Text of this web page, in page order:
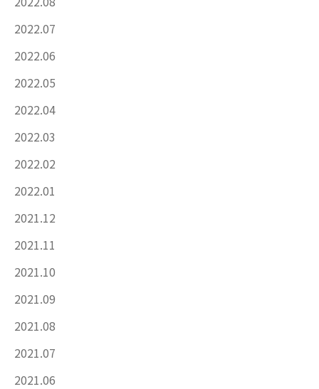
2022.07
2022.06
2022.05
2022.04
2022.03
2022.02
2022.01
2021.12
2021.11
2021.10
2021.09
2021.08
2021.07
2021.06